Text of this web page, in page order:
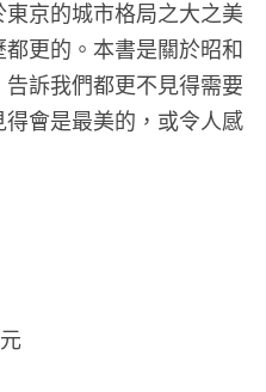
京的城市格局之大之美
更的。本書是關於昭和
訴我們都更不見得需要
會是最美的，或令人感